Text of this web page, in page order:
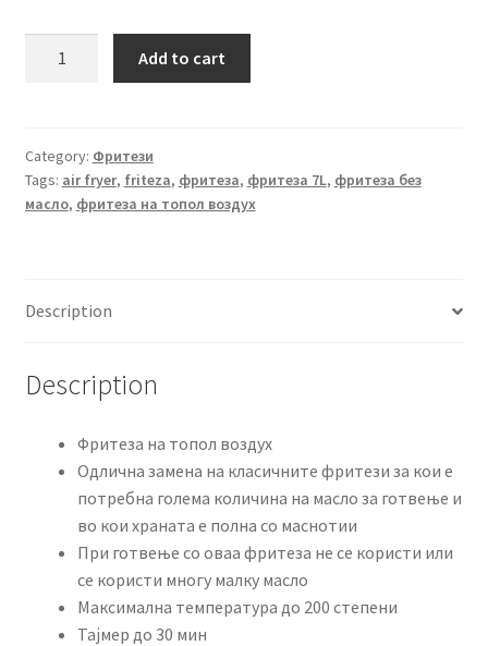
без
масло
Air
quantity
Add to cart
Category: Фритези
Tags: air fryer, friteza, фритеза, фритеза 7L, фритеза без
масло, фритеза на топол воздух
Description
Description
Фритеза на топол воздух
Одлична замена на класичните фритези за кои е
потребна голема количина на масло за готвење и
во кои храната е полна со маснотии
При готвење со оваа фритеза не се користи или
се користи многу малку масло
Максимална температура до 200 степени
Тајмер до 30 мин